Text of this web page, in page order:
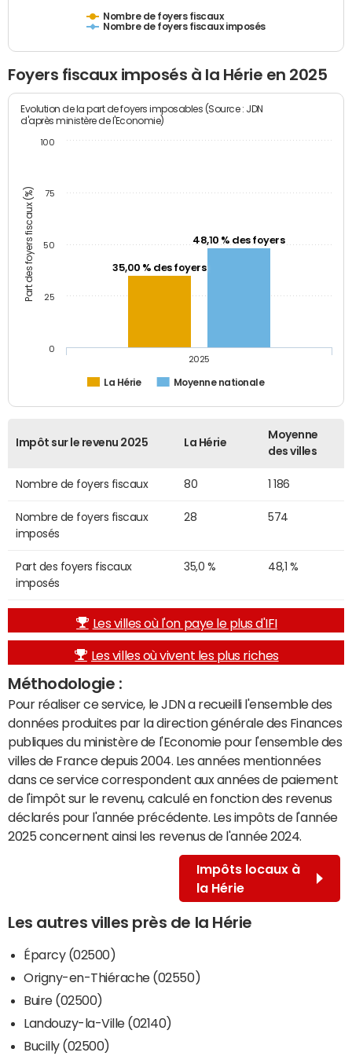
Nombre de foyers fiscaux
Nombre de foyers fiscaux imposés
Foyers fiscaux imposés à la Hérie en 2025
Part des foyers fiscaux (%)
Evolution de la part de foyers imposables (Source : JDN
d'après ministère de l'Economie)
35,00 % des foyers
48,10 % des foyers
La Hérie Moyenne nationale
2025
0
25
50
75
100
Impôt sur le revenu 2025 La Hérie
Moyenne
des villes
Nombre de foyers fiscaux 80 1 186
Nombre de foyers fiscaux
imposés
28 574
Part des foyers fiscaux
imposés
35,0 % 48,1 %
Les villes où l'on paye le plus d'IFI
Les villes où vivent les plus riches
Méthodologie :
Pour réaliser ce service, le JDN a recueilli l'ensemble des
données produites par la direction générale des Finances
publiques du ministère de l'Economie pour l'ensemble des
villes de France depuis 2004. Les années mentionnées
dans ce service correspondent aux années de paiement
de l'impôt sur le revenu, calculé en fonction des revenus
déclarés pour l'année précédente. Les impôts de l'année
2025 concernent ainsi les revenus de l'année 2024.
Impôts locaux à
la Hérie
Les autres villes près de la Hérie
Éparcy (02500)
Origny-en-Thiérache (02550)
Buire (02500)
Landouzy-la-Ville (02140)
Bucilly (02500)